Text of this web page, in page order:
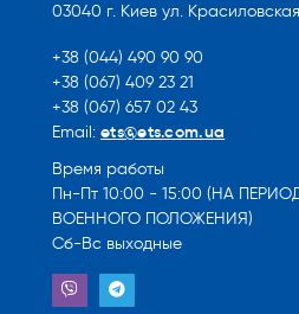
03040 г. Киев ул.
+38 (044) 490 90 90
+38 (067) 409 23 21
+38 (067) 657 02 43
Email: ets@ets.com.ua
Время работы
Пн-Пт 10:00 - 15:00 (НА
ВОЕННОГО ПОЛОЖЕНИЯ)
Сб-Вс выходные